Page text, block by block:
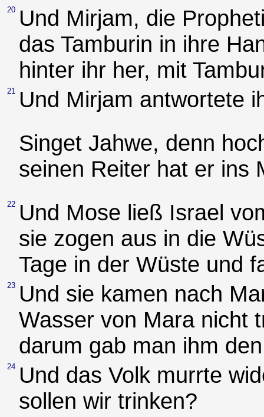
20 Und Mirjam, die
das Tamburin in ihre
hinter ihr her, mit
21 Und Mirjam antwortete
Singet Jahwe, denn
seinen Reiter hat er ins
22 Und Mose ließ Israel
sie zogen aus in die
Tage in der Wüste und
23 Und sie kamen nach
Wasser von Mara nicht
darum gab man ihm
24 Und das Volk murrte
sollen wir trinken?